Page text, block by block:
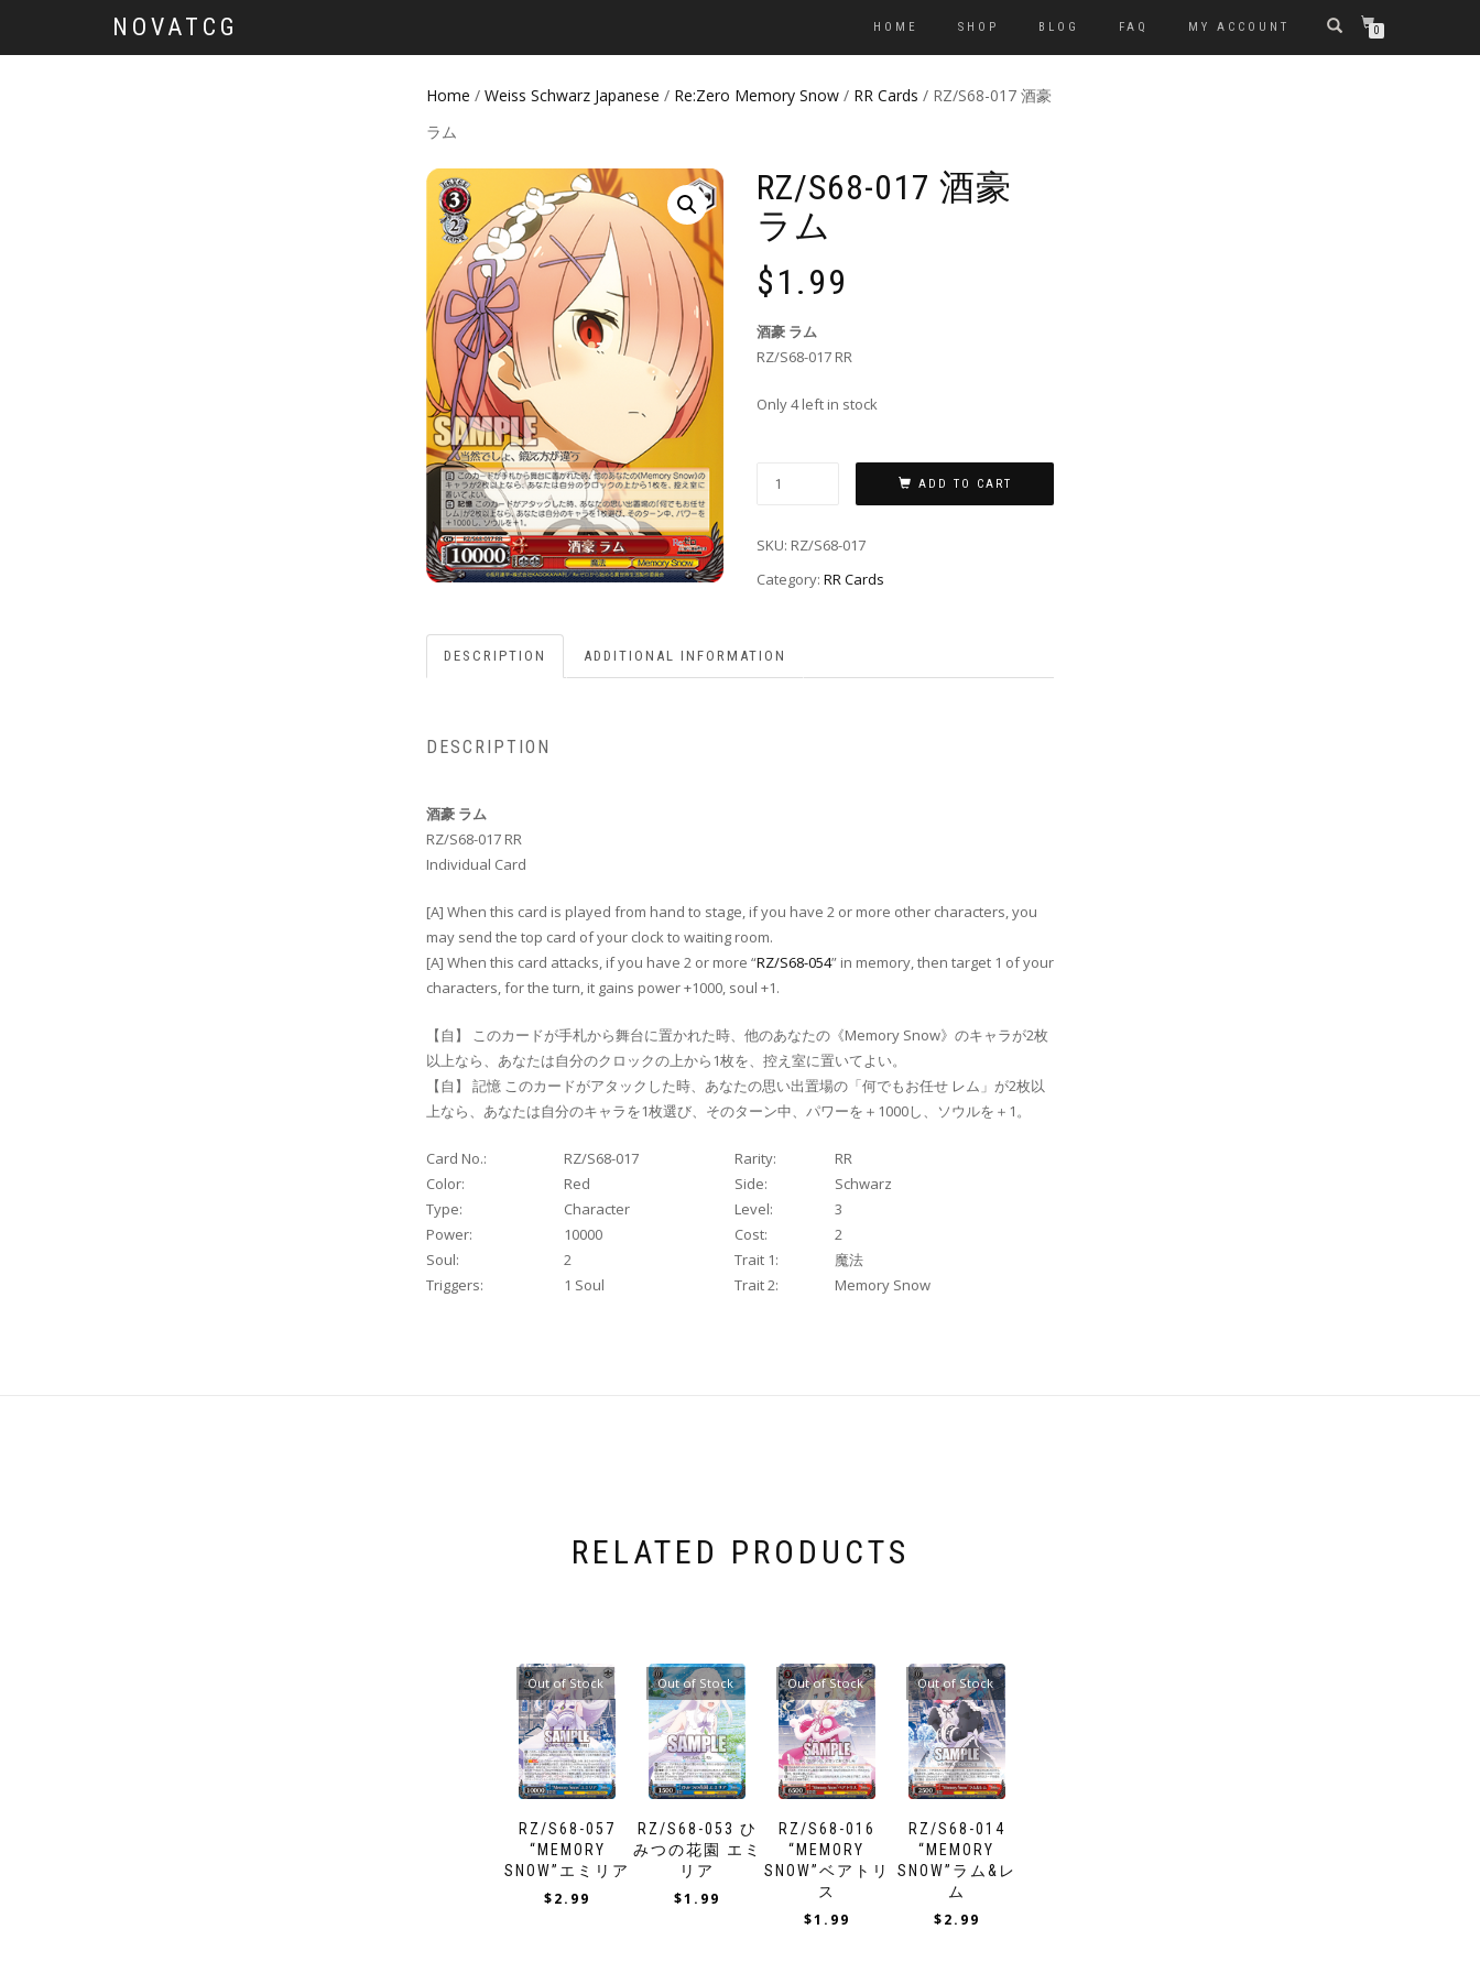
NOVATCG HOME SHOP BLOG FAQ MY ACCOUNT 0
Home / Weiss Schwarz Japanese / Re:Zero Memory Snow / RR Cards / RZ/S68-017 酒豪
ラム
RZ/S68-017 酒豪
ラム
$1.99
酒豪 ラム
RZ/S68-017 RR
Only 4 left in stock
ADD TO CART
SKU: RZ/S68-017
Category: RR Cards
DESCRIPTION ADDITIONAL INFORMATION
DESCRIPTION
酒豪 ラム
RZ/S68-017 RR
Individual Card
[A] When this card is played from hand to stage, if you have 2 or more other characters, you
may send the top card of your clock to waiting room.
[A] When this card attacks, if you have 2 or more “RZ/S68-054” in memory, then target 1 of your
characters, for the turn, it gains power +1000, soul +1.
【自】 このカードが手札から舞台に置かれた時、他のあなたの《Memory Snow》のキャラが2枚
以上なら、あなたは自分のクロックの上から1枚を、控え室に置いてよい。
【自】 記憶 このカードがアタックした時、あなたの思い出置場の「何でもお任せ レム」が2枚以
上なら、あなたは自分のキャラを1枚選び、そのターン中、パワーを＋1000し、ソウルを＋1。
Card No.: RZ/S68-017 Rarity:
RR
Color:
Red Side:
Schwarz
Type:
Character Level:
3
Power:
10000 Cost:
2
Soul:
2 Trait 1:
魔法
Triggers:
1 Soul Trait 2: Memory Snow
RELATED PRODUCTS
RZ/S68-057
“MEMORY
SNOW”エミリア
Out of Stock
$2.99
RZ/S68-053 ひ
みつの花園 エミ
リア
Out of Stock
$1.99
RZ/S68-016
“MEMORY
SNOW”ベアトリ
ス
Out of Stock
$1.99
RZ/S68-014
“MEMORY
SNOW”ラム&レ
ム
Out of Stock
$2.99